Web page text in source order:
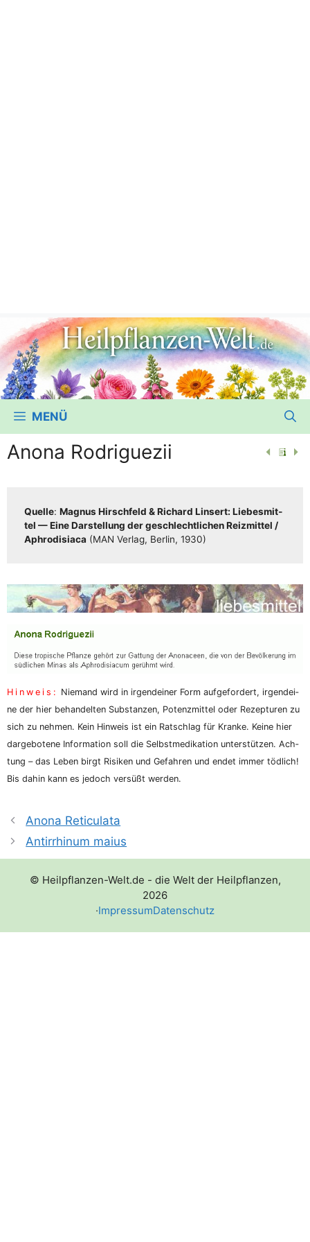
MENÜ
Anona Rodriguezii
Quel­le: Magnus Hirsch­feld & Richard Lin­sert: Lie­bes­mit­
tel — Eine Dar­stel­lung der geschlecht­li­chen Reiz­mit­tel /​​
Aphro­di­sia­ca (MAN Ver­lag, Ber­lin, 1930)
Hin­weis: Nie­mand wird in irgend­ei­ner Form auf­ge­for­dert, irgend­ei­
ne der hier behan­del­ten Sub­stan­zen, Potenz­mit­tel oder Rezep­tu­ren zu
sich zu neh­men. Kein Hin­weis ist ein Rat­schlag für Kran­ke. Kei­ne hier
dar­ge­bo­te­ne Infor­ma­ti­on soll die Selbst­me­di­ka­ti­on unter­stüt­zen. Ach­
tung – das Leben birgt Risi­ken und Gefah­ren und endet immer töd­lich!
Bis dahin kann es jedoch ver­süßt werden.
Anona Reticulata
Antirrhinum maius
© Heilpflanzen-Welt.de - die Welt der Heilpflanzen,
2026
·ImpressumDatenschutz